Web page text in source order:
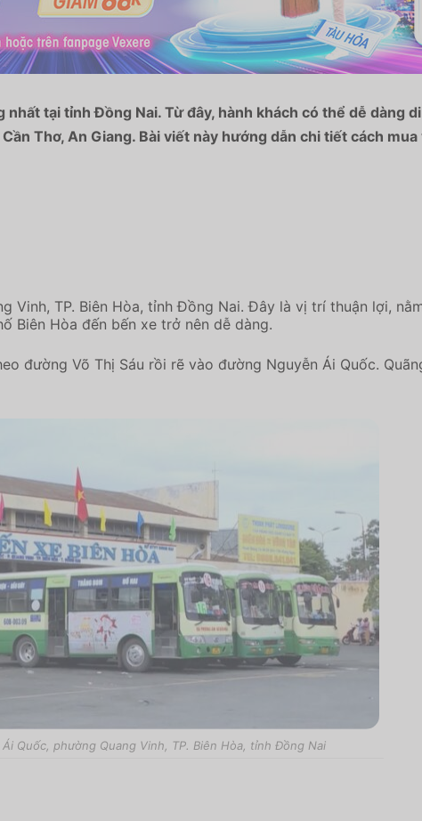
tại tỉnh Đồng Nai. Từ đây, hành khách có thể dễ dàng
Thơ, An Giang. Bài viết này hướng dẫn chi tiết cách
Vinh, TP. Biên Hòa, tỉnh Đồng Nai. Đây là vị trí thuận lợi,
Biên Hòa đến bến xe trở nên dễ dàng.
đường Võ Thị Sáu rồi rẽ vào đường Nguyễn Ái Quốc.
Quốc, phường Quang Vinh, TP. Biên Hòa, tỉnh Đồng Nai